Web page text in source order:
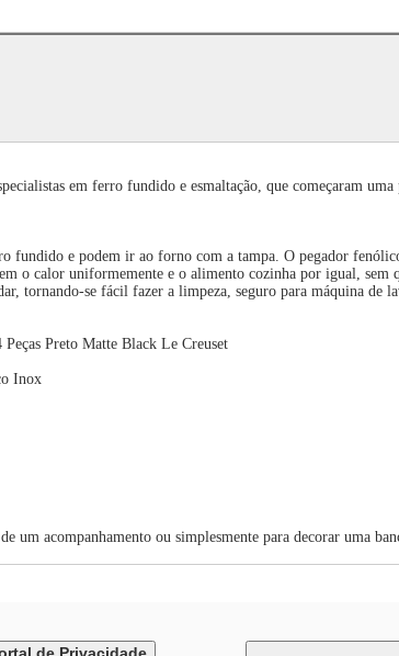
em ferro fundido e esmaltação, que começaram
fundido e podem ir ao forno com a tampa. O pegador
o calor uniformemente e o alimento cozinha por igual,
tornando-se fácil fazer a limpeza, seguro para máquina de
Preto Matte Black Le Creuset
Inox
um acompanhamento ou simplesmente para decorar uma